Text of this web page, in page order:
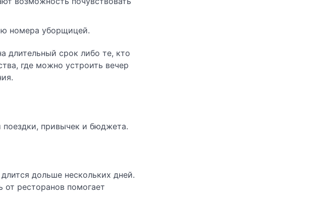
номера уборщицей.
длительный срок либо те, кто
где можно устроить вечер
поездки, привычек и бюджета.
дольше нескольких дней.
от ресторанов помогает